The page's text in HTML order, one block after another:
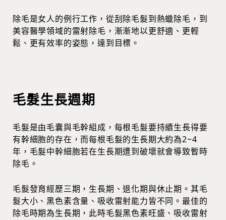
除毛是女人的例行工作，從刮除毛髮到熱蠟除毛，到
美容醫學領域的雷射除毛，漸漸地以更舒適、更輕
鬆、更有效率的姿態，達到目標。
毛髮生長週期
毛髮是由毛囊與毛幹組成，每根毛髮要持續生長得要
有幹細胞的存在，而每根毛髮的生長期大約為2~4
年，毛髮中幹細胞若在生長期遭到破壞就會導致暫時
除毛。
毛髮發育經歷三期，生長期、退化期與休止期。其毛
髮大小、黑色素含量、吸收雷射能力皆不同。最佳的
除毛時期為生長期，此時毛髮黑色素旺盛、吸收雷射